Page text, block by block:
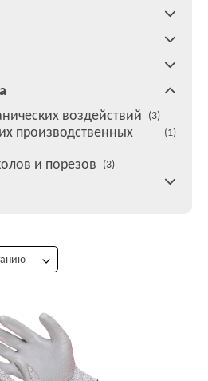
воздействий (3)
производственных
(1)
и порезов (3)